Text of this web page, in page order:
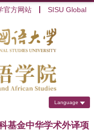
官方网站 SISU Global
Language
基金中华学术外译项